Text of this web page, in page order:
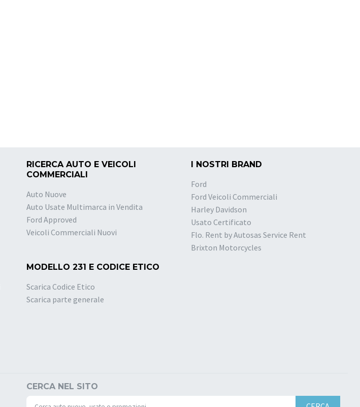
RICERCA AUTO E VEICOLI
COMMERCIALI
Auto Nuove
Auto Usate Multimarca in Vendita
Ford Approved
Veicoli Commerciali Nuovi
I NOSTRI BRAND
Ford
Ford Veicoli Commerciali
Harley Davidson
Usato Certificato
Flo. Rent by Autosas Service Rent
Brixton Motorcycles
MODELLO 231 E CODICE ETICO
Scarica Codice Etico
Scarica parte generale
CERCA NEL SITO